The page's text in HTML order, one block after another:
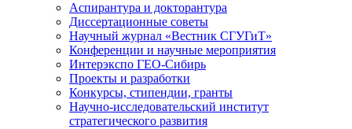
Аспирантура и докторантура
Диссертационные советы
Научный журнал «Вестник СГУГиТ»
Конференции и научные мероприятия
Интерэкспо ГЕО-Сибирь
Проекты и разработки
Конкурсы, стипендии, гранты
Научно-исследовательский институт
стратегического развития